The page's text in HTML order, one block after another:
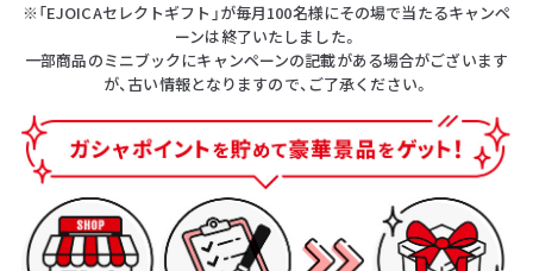
※「EJOICAセレクトギフト」が毎月100名様にその場で当たるキャンペ
ーンは終了いたしました。
一部商品のミニブックにキャンペーンの記載がある場合がございます
が、古い情報となりますので、ご了承ください。